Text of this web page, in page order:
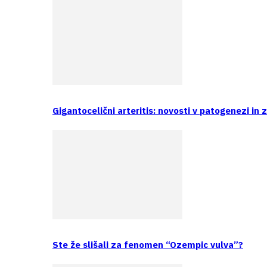
Gigantocelični arteritis: novosti v patogenezi in
Ste že slišali za fenomen “Ozempic vulva”?